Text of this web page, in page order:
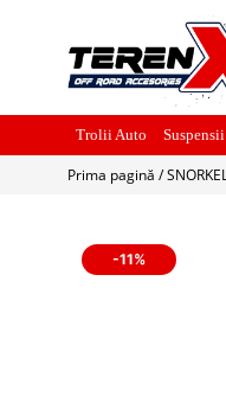
Trolii Auto
Prima pagină /
-11%